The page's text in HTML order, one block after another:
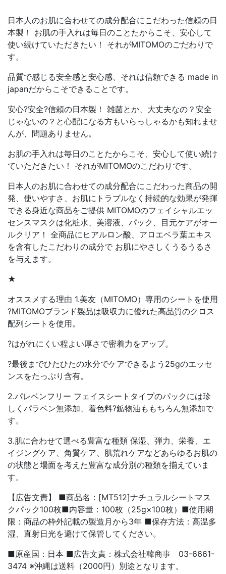
日本人のお肌に合わせての成分配合にこだわった信頼の日
本製！ お肌の手入れは毎日のことたからこそ、安心して
使い続けていただきたい！ それがMITOMOのごだわりで
す。
品質で感じる安全感と安心感、それは信頼できる made in
japanだからこそできることです。
安心?安全?信頼の日本製！ 雑菌とか、大丈夫なの？安全
じゃないの？と心配になる方もいらっしゃるかも知れませ
んが、問題ありません。
お肌の手入れは毎日のことたからこそ、安心して使い続け
ていただきたい！ それがMITOMOのこだわりです。
日本人のお肌に合わせての成分配合にこだわった商品の開
発、使いやすさ、お肌にトラブルなく持続的な効果が発揮
できる身近な商品をご提供 MITOMOのフェイシャルエッ
センスマスクは化粧水、美溶液、パック、目元ケアがオー
ルクリア！ 全商品にヒアルロン酸、アロエベラ葉エキス
を含有したこだわりの成分で お肌にやさしくうるうるさ
を与えます。
★
オススメする理由 1.美友（MITOMO）専用のシートを使用
?MITOMOブランド製品は吸収力に優れた高品質のクロス
配列シートを使用。
?はがれにくい程よい厚さで密着力をアップ。
?最後までひたひたの水分でケアできるよう25gのエッセ
ンスをたっぷり含有。
2.パレベンフリー フェイスシートタイプのパックには珍
しくパラベン無添加、着色料?鉱物油ももちろん無添加で
す。
3.肌に合わせて選べる豊富な種類 保湿、弾力、栄養、エ
イジングケア、角質ケア、肌荒れケアなどあらゆるお肌の
の状態と場面を考えた豊富な成分別の種類を揃えていま
す。
【広告文責】 ■商品名：[MT512]ナチュラルシートマス
クパック100枚■内容量：100枚（25g×100枚）■使用期
限：商品の枠外記載の製造月から3年 ■保存方法：高温多
湿、直射日光を避けて保管してください。
■原産国：日本 ■広告文責：株式会社韓商事 03-6661-
3474 ※沖縄は送料（2000円）別途となります。